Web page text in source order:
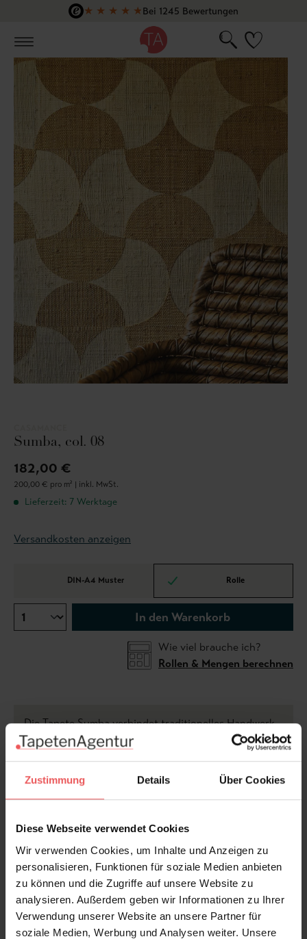
Zustimmung Details Über Cookies
Diese Webseite verwendet Cookies
Wir verwenden Cookies, um Inhalte und Anzeigen zu
personalisieren, Funktionen für soziale Medien anbieten
zu können und die Zugriffe auf unsere Website zu
analysieren. Außerdem geben wir Informationen zu Ihrer
Verwendung unserer Website an unsere Partner für
soziale Medien, Werbung und Analysen weiter. Unsere
Zum Hauptinhalt springen
★ ★ ★ ★ ★Bei 1245 Bewertungen
Sumba, col. 08
182,00 €
200,00 € pro m² | inkl. MwSt.
Lieferzeit: 7 Werktage
Versandkosten anzeigen
DIN-A4 Muster Rolle
In den Warenkorb
Wie viel brauche ich?
Rollen & Mengen berechnen
Die Tapete Sumba verbindet traditionelles Handwerk
mit modernem Design. Das kunstvoll angeordnete
schafft eine faszinierende Textur und bringt
natürliche Eleganz in Ihre Räume. Die harmonische
geometrischer Präzision macht Sumba zu einem
hochwertige Vlies als Trägermaterial sorgt für eine
einfache Anbringung und Langlebigkeit. Perfekt für
Liebhaber von Naturmaterialien, die eine exklusive,
aber dennoch wohnliche Atmosphäre schaffen
möchten.